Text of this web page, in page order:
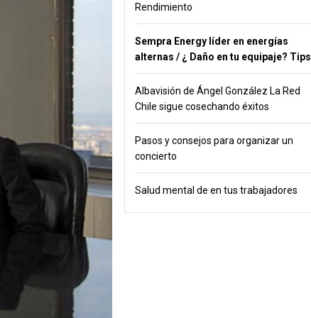
Rendimiento
Sempra Energy líder en energías
alternas / ¿ Daño en tu equipaje? Tips
Albavisión de Ángel González La Red
Chile sigue cosechando éxitos
Pasos y consejos para organizar un
concierto
Salud mental de en tus trabajadores